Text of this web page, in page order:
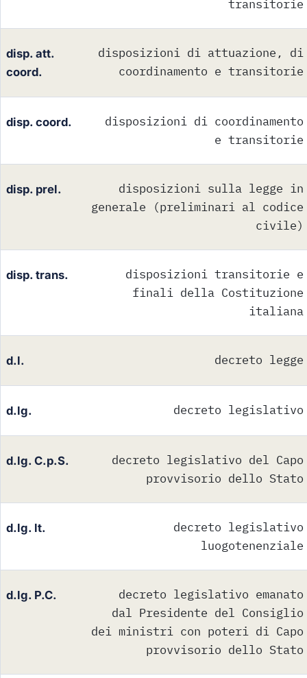
transitorie
disp. att.
coord.
disposizioni di attuazione, di
coordinamento e transitorie
disp. coord.
disposizioni di coordinamento
e transitorie
disp. prel.
disposizioni sulla legge in
generale (preliminari al codice
civile)
disp. trans.
disposizioni transitorie e
finali della Costituzione
italiana
d.l. decreto legge
d.lg. decreto legislativo
d.lg. C.p.S.
decreto legislativo del Capo
provvisorio dello Stato
d.lg. lt.
decreto legislativo
luogotenenziale
d.lg. P.C.
decreto legislativo emanato
dal Presidente del Consiglio
dei ministri con poteri di Capo
provvisorio dello Stato